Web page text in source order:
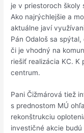
je v priestoroch školy
Ako najrýchlejšie a
aktuálne javí
Pán Odaloš sa
či je vhodný na
riešiť realizácia KC. K
centrum.
Pani Čižmárová tiež
s prednostom MÚ
rekonštrukciu
investičné akcie budú